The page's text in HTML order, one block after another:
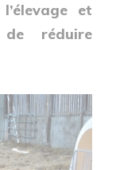
et
réduire